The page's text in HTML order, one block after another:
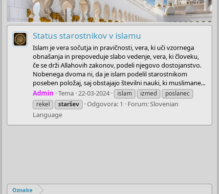
Status starostnikov v islamu
Islam je vera sočutja in pravičnosti, vera, ki uči vzornega
obnašanja in prepoveduje slabo vedenje, vera, ki človeku,
če se drži Allahovih zakonov, podeli njegovo dostojanstvo.
Nobenega dvoma ni, da je islam podelil starostnikom
poseben položaj, saj obstajajo številni nauki, ki muslimane...
Admin Tema 22-03-2024 islam izmed
poslanec
rekel
staršev Odgovora: 1 Forum:Slovenian
Language
Oznake